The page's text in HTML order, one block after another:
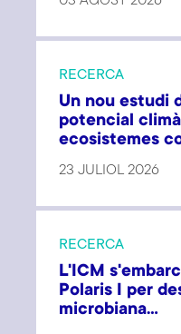
RECERCA
Un nou estudi
potencial
ecosistemes
23 JULIOL 2026
RECERCA
L'ICM
Polaris I per
microbiana...